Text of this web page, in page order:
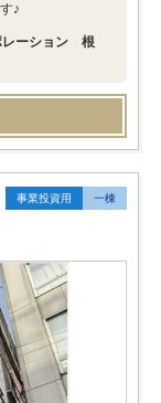
♪
レーション 根
事業投資用 一棟